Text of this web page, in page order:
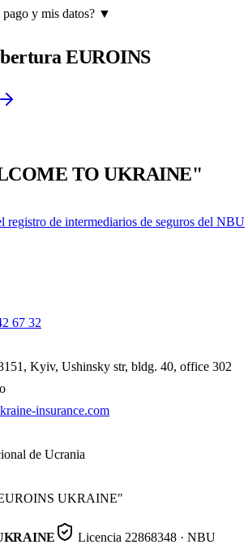
y mis datos? ▼
EUROINS
TO UKRAINE"
registro de intermediarios de seguros del NBU
67 32
Kyiv, Ushinsky str, bldg. 40, office 302
insurance.com
de Ucrania
UKRAINE"
Licencia 22868348· NBU